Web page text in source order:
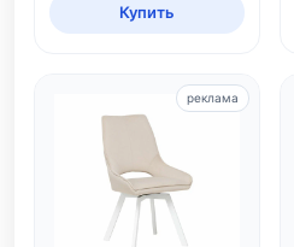
Купить
реклама